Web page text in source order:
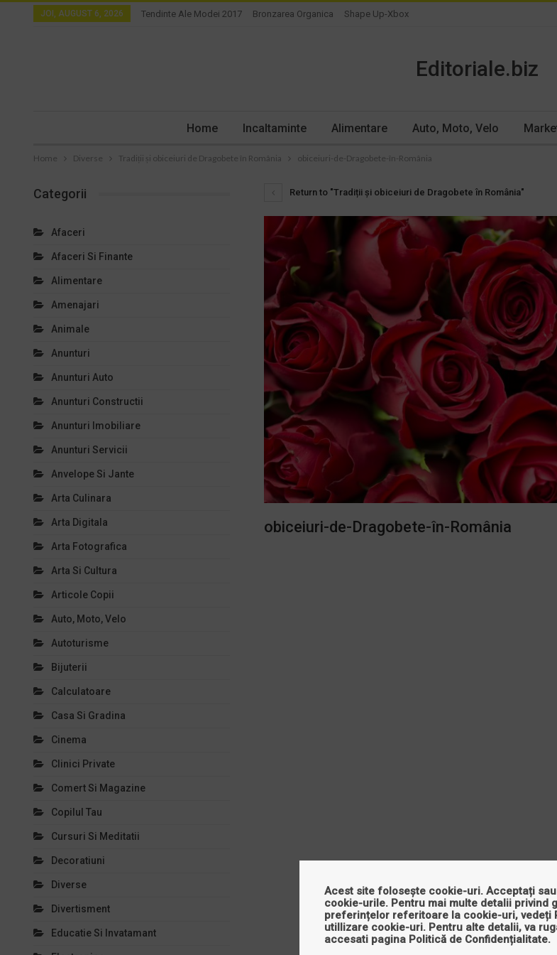
JOI, AUGUST 6, 2026 Tendinte Ale Modei 2017 Bronzarea Organica Shape Up-Xbox
Editoriale.biz
Home Incaltaminte Alimentare Auto, Moto, Velo
Home Diverse Tradiții și obiceiuri de Dragobete în România obiceiuri-de-Dragobete-în-România
Return to "Tradiții și obiceiuri de Dragobete în România"
obiceiuri-de-Dragobete-în-România
Categorii
Afaceri
Afaceri Si Finante
Alimentare
Amenajari
Animale
Anunturi
Anunturi Auto
Anunturi Constructii
Anunturi Imobiliare
Anunturi Servicii
Anvelope Si Jante
Arta Culinara
Arta Digitala
Arta Fotografica
Arta Si Cultura
Articole Copii
Auto, Moto, Velo
Autoturisme
Bijuterii
Calculatoare
Casa Si Gradina
Cinema
Clinici Private
Comert Si Magazine
Copilul Tau
Cursuri Si Meditatii
Decoratiuni
Diverse
Divertisment
Educatie Si Invatamant
Acest site folosește cookie-uri. Acceptați
cookie-urile. Pentru mai multe detalii privind
preferințelor referitoare la cookie-uri, vedeți
utillizare cookie-uri. Pentru alte detalii, va
accesati pagina Politică de Confidențialitate.